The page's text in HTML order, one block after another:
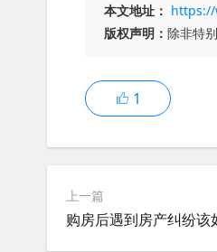
本文地址：
版权声明： 除非特
1
上一篇
购房后遇到房产纠纷该